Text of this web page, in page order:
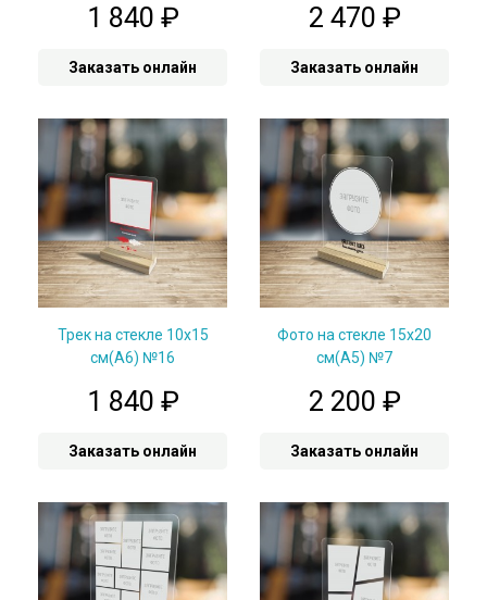
1 840 ₽
Заказать онлайн
2 470 ₽
Заказать онлайн
Трек на стекле 10х15
см(А6) №16
1 840 ₽
Заказать онлайн
Фото на стекле 15х20
см(А5) №7
2 200 ₽
Заказать онлайн